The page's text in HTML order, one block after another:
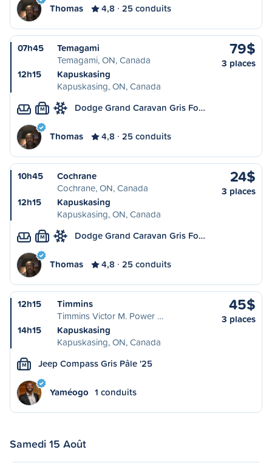
Thomas 4,8 25 conduits
07h45
Temagami
Temagami, ON, Canada
12h15
Kapuskasing
Kapuskasing, ON, Canada
79$
3 places
M Dodge Grand Caravan Gris Fo…
Thomas 4,8 25 conduits
10h45
Cochrane
Cochrane, ON, Canada
12h15
Kapuskasing
Kapuskasing, ON, Canada
24$
3 places
M Dodge Grand Caravan Gris Fo…
Thomas 4,8 25 conduits
12h15
Timmins
Timmins Victor M. Power …
14h15
Kapuskasing
Kapuskasing, ON, Canada
45$
3 places
M Jeep Compass Gris Pâle '25
Yaméogo 1 conduits
Samedi 15 Août